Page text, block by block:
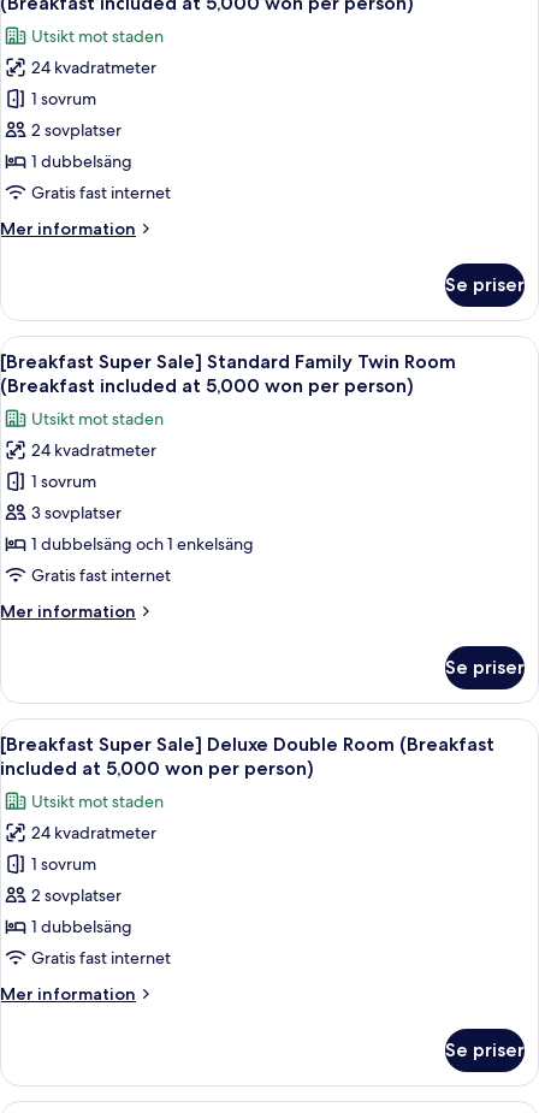
person)
Room
(Breakfast
included
at
5,000
won
person)
foton
för
[Breakfast
Super
Sale]
Standard
Hollywood
Room
at
5,000
won
per
person)
Utsikt mot staden
24 kvadratmeter
1 sovrum
2 sovplatser
1 dubbelsäng
Gratis fast internet
Mer information
Mer
Super
Sale]
Standard
Hollywood
Double
Room
(Breakfast
included
at
5,000
per
person)
Se priser
Öppna
alla
foton
för
[Breakfast
Super
Sale]
Standard
Family
Room
at
5,000
won
per
person)
En modern buffé med ett varierat
8
[Breakfast Super Sale] Standard Family Twin Room
(Breakfast included at 5,000 won per person)
Utsikt mot staden
24 kvadratmeter
1 sovrum
3 sovplatser
1 dubbelsäng och 1 enkelsäng
Gratis fast internet
Mer information
Mer
Super
Sale]
Standard
Family
Room
(Breakfast
included
at
5,000
per
person)
Se priser
Öppna
alla
foton
för
[Breakfast
Super
Sale]
Deluxe
Double
(Breakfast
5,000
En modern buffé med ett varierat
8
[Breakfast Super Sale] Deluxe Double Room (Breakfast
included at 5,000 won per person)
Utsikt mot staden
24 kvadratmeter
1 sovrum
2 sovplatser
1 dubbelsäng
Gratis fast internet
Mer information
Mer
Super
Sale]
Se priser